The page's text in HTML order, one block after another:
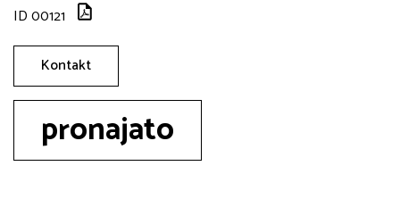
ID 00121
Kontakt
pronajato